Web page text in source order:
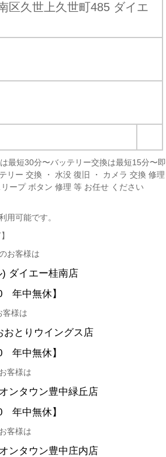
区久世上久世町485 ダイエ
最短30分〜バッテリー交換は最短15分〜即
リー 交換 ・ 水没 復旧 ・ カメラ 交換 修理
ープ ボタン 修理 等 お任せ ください
用可能です。
お客様は
) ダイエー桂南店
年中無休】
客様は
おとりウイングス店
年中無休】
客様は
ンタウン豊中緑丘店
年中無休】
客様は
ンタウン豊中庄内店